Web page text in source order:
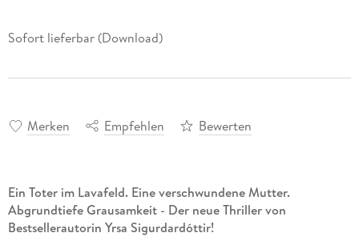
Sofort lieferbar (Download)
Merken Empfehlen Bewerten
Ein Toter im Lavafeld. Eine verschwundene Mutter.
Abgrundtiefe Grausamkeit - Der neue Thriller von
Bestsellerautorin Yrsa Sigurdardóttir!